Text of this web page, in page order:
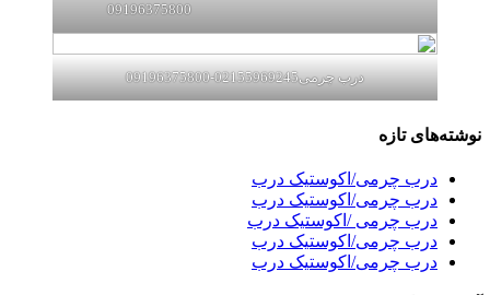
09196375800
درب چرمی02155969245-09196375800
نوشته‌های تازه
درب چرمی/اکوستیک درب
درب چرمی/اکوستیک درب
درب چرمی /اکوستیک درب
درب چرمی/اکوستیک درب
درب چرمی/اکوستیک درب